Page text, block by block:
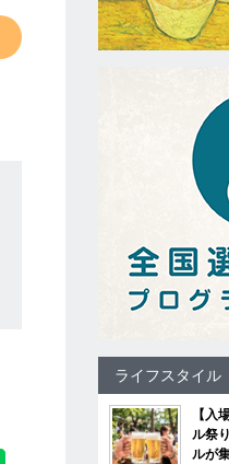
ライフスタイル
【入
ル祭
ルが